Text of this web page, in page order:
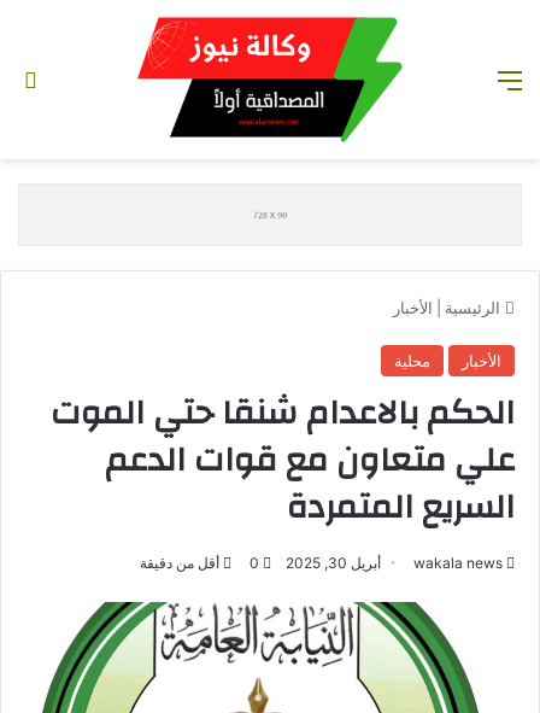
الرئيسية الأخبار
الأخبار محلية
الحكم بالاعدام شنقا حتي الموت
علي متعاون مع قوات الدعم
السريع المتمردة
wakala news أبريل 30, 2025 0 أقل من دقيقة